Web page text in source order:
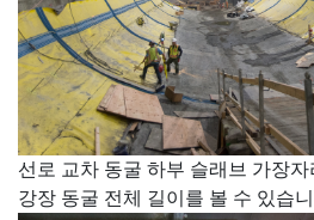
선로 교차 동굴 하부 슬래브 가장
강장 동굴 전체 길이를 볼 수 있습